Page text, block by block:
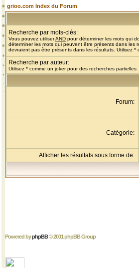
grioo.com Index du Forum
Recherche par mots-clés:
Vous pouvez utiliserAND pour déterminer les mots qui
déterminer les mots qui peuvent être présents dans les
devraient pas être présents dans les résultats. Utilisez
Recherche par auteur:
Utilisez * comme un joker pour des recherches partielles
Forum:
Catégorie:
Afficher les résultats sous forme de:
Powered byphpBB© 2001 phpBB Group